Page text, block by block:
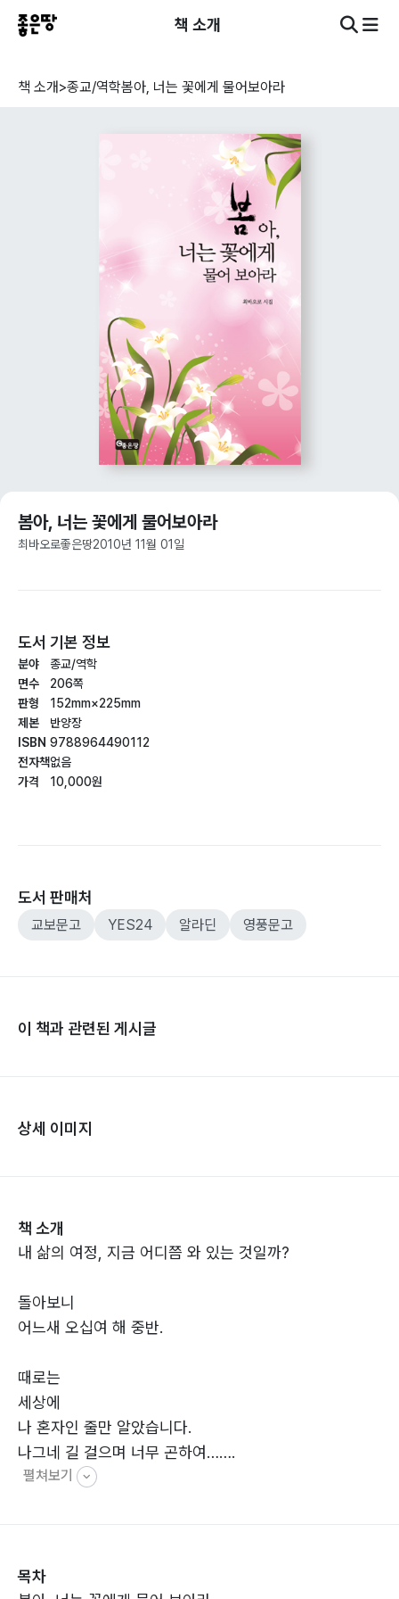
책 소개
책 소개>종교/역학봄아, 너는 꽃에게 물어보아라
봄아, 너는 꽃에게 물어보아라
최바오로좋은땅2010년 11월 01일
도서 기본 정보
분야
면수
판형
제본
ISBN
전자책
가격
종교/역학
206쪽
152mm×225mm
반양장
9788964490112
없음
10,000원
도서 판매처
교보문고 YES24 알라딘 영풍문고
이 책과 관련된 게시글
상세 이미지
책 소개
내 삶의 여정, 지금 어디쯤 와 있는 것일까?
돌아보니
어느새 오십여 해 중반.
때로는
세상에
나 혼자인 줄만 알았습니다.
나그네 길 걸으며 너무 곤하여…….
절대, 나 혼자가 아님을 알기 때문입니다.
펼쳐보기
목차